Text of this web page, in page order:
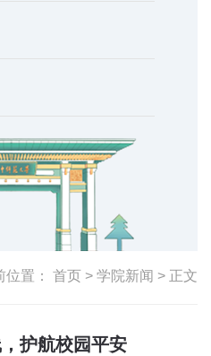
位置： 首页 > 学院新闻 > 正文
护航校园平安